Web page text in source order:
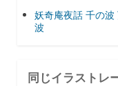
妖奇庵夜話 千の波
波
同じイラストレ